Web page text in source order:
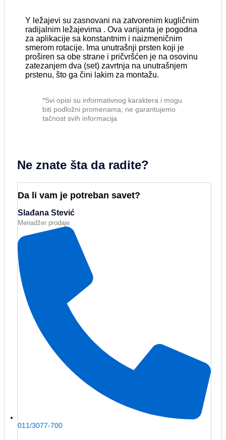
Y ležajevi su zasnovani na zatvorenim kugličnim
radijalnim ležajevima . Ova varijanta je pogodna
za aplikacije sa konstantnim i naizmeničnim
smerom rotacije. Ima unutrašnji prsten koji je
proširen sa obe strane i pričvršćen je na osovinu
zatezanjem dva (set) zavrtnja na unutrašnjem
prstenu, što ga čini lakim za montažu.
*Svi opisi su informativnog karaktera i mogu
biti podložni promenama; ne garantujemo
tačnost svih informacija
Ne znate šta da radite?
Da li vam je potreban savet?
Slađana Stević
Menadžer prodaje
011/3077-700